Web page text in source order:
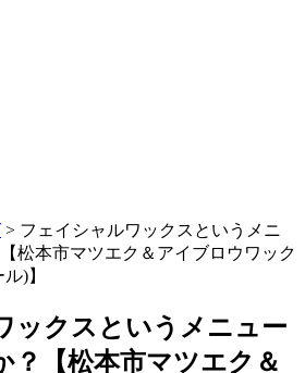
> フェイシャルワックスというメニ
松本市マツエク＆アイブロウワック
)】
ックスというメニュー
？【松本市マツエク＆